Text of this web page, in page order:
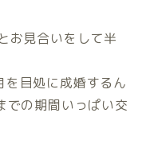
お見合いをして半
を目処に成婚するん
での期間いっぱい交